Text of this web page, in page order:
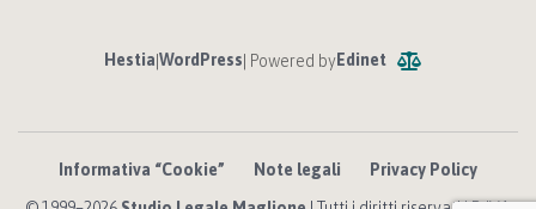
Hestia|WordPress| Powered byEdinet
Informativa “Cookie” Note legali
Privacy Policy